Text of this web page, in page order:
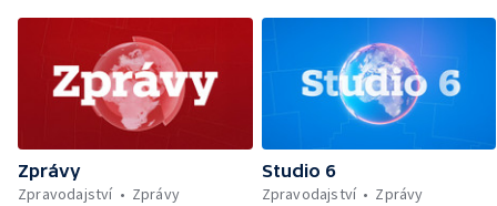
Zprávy
Zpravodajství
Zprávy
Studio 6
Zpravodajství
Zprávy